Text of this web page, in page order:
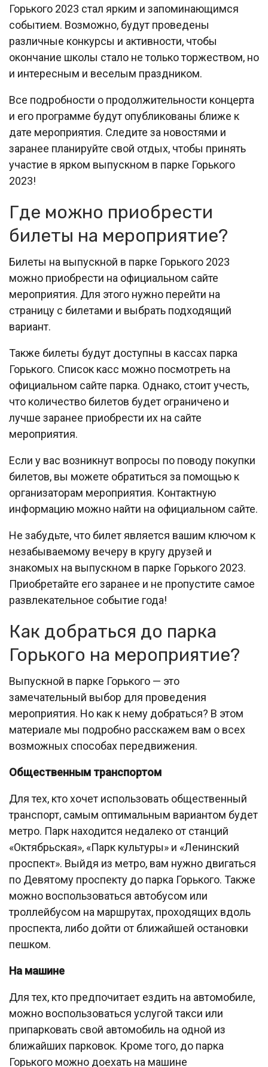
Горького 2023 стал ярким и запоминающимся
событием. Возможно, будут проведены
различные конкурсы и активности, чтобы
окончание школы стало не только торжеством, но
и интересным и веселым праздником.
Все подробности о продолжительности концерта
и его программе будут опубликованы ближе к
дате мероприятия. Следите за новостями и
заранее планируйте свой отдых, чтобы принять
участие в ярком выпускном в парке Горького
2023!
Где можно приобрести
билеты на мероприятие?
Билеты на выпускной в парке Горького 2023
можно приобрести на официальном сайте
мероприятия. Для этого нужно перейти на
страницу с билетами и выбрать подходящий
вариант.
Также билеты будут доступны в кассах парка
Горького. Список касс можно посмотреть на
официальном сайте парка. Однако, стоит учесть,
что количество билетов будет ограничено и
лучше заранее приобрести их на сайте
мероприятия.
Если у вас возникнут вопросы по поводу покупки
билетов, вы можете обратиться за помощью к
организаторам мероприятия. Контактную
информацию можно найти на официальном сайте.
Не забудьте, что билет является вашим ключом к
незабываемому вечеру в кругу друзей и
знакомых на выпускном в парке Горького 2023.
Приобретайте его заранее и не пропустите самое
развлекательное событие года!
Как добраться до парка
Горького на мероприятие?
Выпускной в парке Горького — это
замечательный выбор для проведения
мероприятия. Но как к нему добраться? В этом
материале мы подробно расскажем вам о всех
возможных способах передвижения.
Общественным транспортом
Для тех, кто хочет использовать общественный
транспорт, самым оптимальным вариантом будет
метро. Парк находится недалеко от станций
«Октябрьская», «Парк культуры» и «Ленинский
проспект». Выйдя из метро, вам нужно двигаться
по Девятому проспекту до парка Горького. Также
можно воспользоваться автобусом или
троллейбусом на маршрутах, проходящих вдоль
проспекта, либо дойти от ближайшей остановки
пешком.
На машине
Для тех, кто предпочитает ездить на автомобиле,
можно воспользоваться услугой такси или
припарковать свой автомобиль на одной из
ближайших парковок. Кроме того, до парка
Горького можно доехать на машине